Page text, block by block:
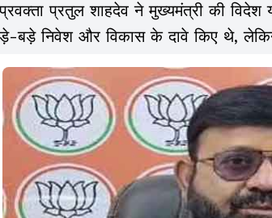
प्रवक्ता प्रतुल शाहदेव ने मुख्यमंत्री की
बड़े निवेश और विकास के दावे किए थे,
नहीं दे रहा है.